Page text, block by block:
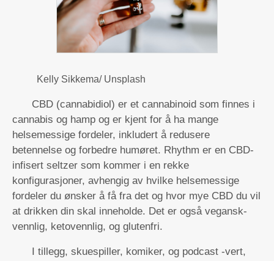
Kelly Sikkema/ Unsplash
CBD (cannabidiol) er et cannabinoid som finnes i
cannabis og hamp og er kjent for å ha mange
helsemessige fordeler, inkludert å redusere
betennelse og forbedre humøret. Rhythm er en CBD-
infisert seltzer som kommer i en rekke
konfigurasjoner, avhengig av hvilke helsemessige
fordeler du ønsker å få fra det og hvor mye CBD du vil
at drikken din skal inneholde. Det er også vegansk-
vennlig, ketovennlig, og glutenfri.
I tillegg, skuespiller, komiker, og podcast -vert,